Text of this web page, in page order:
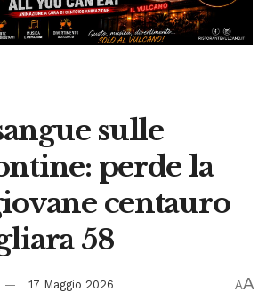
sulle
perde la
centauro
58
17 Maggio 2026 AA